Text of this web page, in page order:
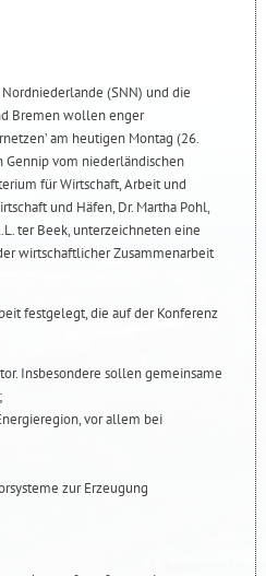
(SNN) und die
Bremen wollen enger
am heutigen Montag (26.
Gennip vom niederländischen
für Wirtschaft, Arbeit und
und Häfen, Dr. Martha Pohl,
ter Beek, unterzeichneten eine
wirtschaftlicher Zusammenarbeit
festgelegt, die auf der Konferenz
Insbesondere sollen gemeinsame
vor allem bei
zur Erzeugung